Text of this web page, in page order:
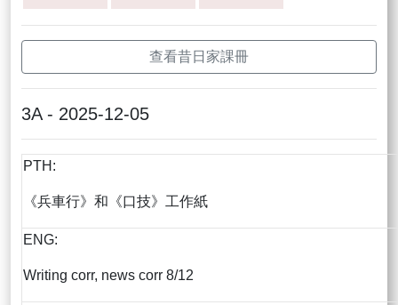
查看昔日家課冊
3A - 2025-12-05
PTH:
《兵車行》和《口技》工作紙
ENG:
Writing corr, news corr 8/12